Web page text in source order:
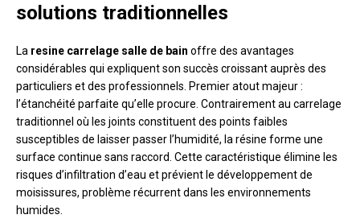
solutions traditionnelles
La resine carrelage salle de bain offre des avantages
considérables qui expliquent son succès croissant auprès des
particuliers et des professionnels. Premier atout majeur :
l’étanchéité parfaite qu’elle procure. Contrairement au carrelage
traditionnel où les joints constituent des points faibles
susceptibles de laisser passer l’humidité, la résine forme une
surface continue sans raccord. Cette caractéristique élimine les
risques d’infiltration d’eau et prévient le développement de
moisissures, problème récurrent dans les environnements
humides.